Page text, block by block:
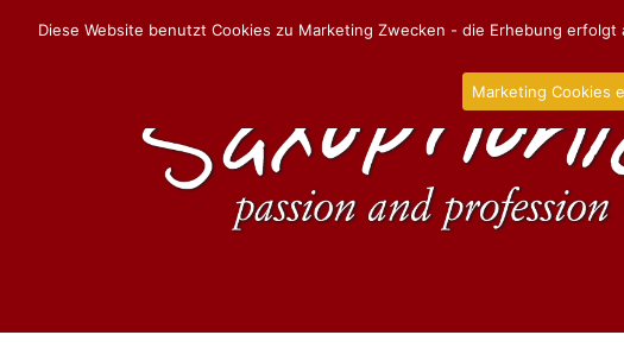
Diese Website benutzt Cookies zu Marketing Zwecken - die Erhebung
Marketing Cookies